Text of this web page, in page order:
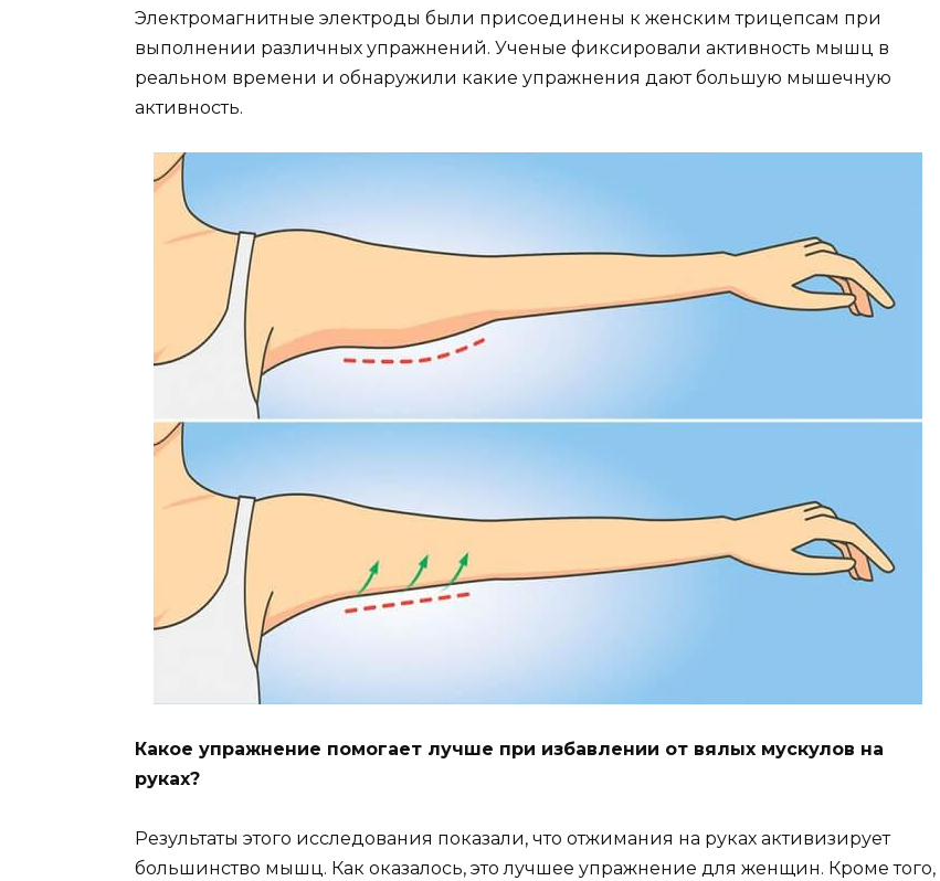
Электромагнитные электроды были присоединены к женским трицепсам при
выполнении различных упражнений. Ученые фиксировали активность мышц в
реальном времени и обнаружили какие упражнения дают большую мышечную
активность.
Какое упражнение помогает лучше при избавлении от вялых мускулов на
руках?
Результаты этого исследования показали, что отжимания на руках активизирует
большинство мышц. Как оказалось, это лучшее упражнение для женщин. Кроме того,